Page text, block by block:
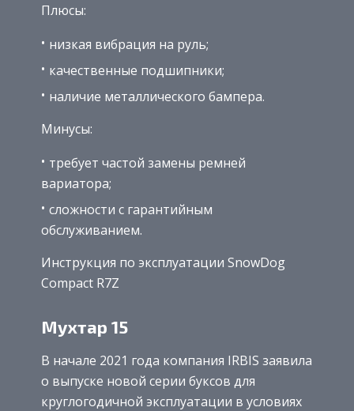
Плюсы:
низкая вибрация на руль;
качественные подшипники;
наличие металлического бампера.
Минусы:
требует частой замены ремней
вариатора;
сложности с гарантийным
обслуживанием.
Инструкция по эксплуатации SnowDog
Compact R7Z
Мухтар 15
В начале 2021 года компания IRBIS заявила
о выпуске новой серии буксов для
круглогодичной эксплуатации в условиях